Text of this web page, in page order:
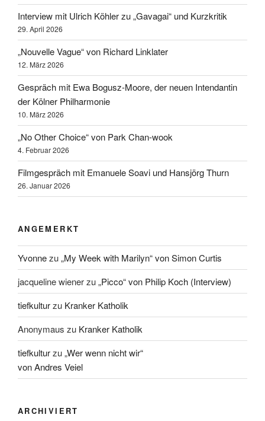
Interview mit Ulrich Köhler zu „Gavagai“ und Kurzkritik
29. April 2026
„Nouvelle Vague“ von Richard Linklater
12. März 2026
Gespräch mit Ewa Bogusz-Moore, der neuen Intendantin
der Kölner Philharmonie
10. März 2026
„No Other Choice“ von Park Chan-wook
4. Februar 2026
Filmgespräch mit Emanuele Soavi und Hansjörg Thurn
26. Januar 2026
ANGEMERKT
Yvonnezu„My Week with Marilyn“ von Simon Curtis
jacqueline wienerzu„Picco“ von Philip Koch (Interview)
tiefkulturzu Kranker Katholik
Anonymaus zu Kranker Katholik
tiefkulturzu„Wer wenn nicht wir“
von Andres Veiel
ARCHIVIERT